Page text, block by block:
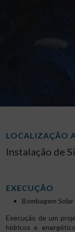
LOCALIZAÇÃO
Instalação de
EXECUÇÃO
Bombagem Solar
Execução de um
hídricos e